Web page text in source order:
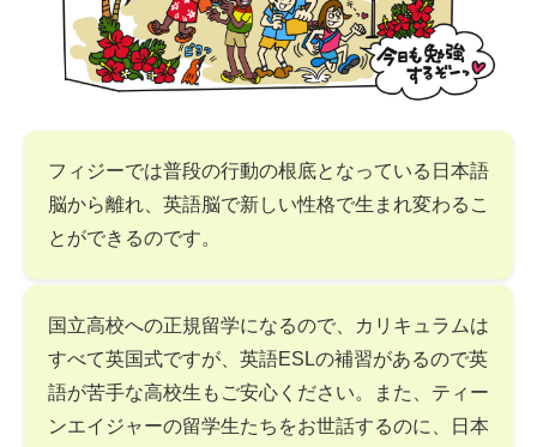
フィジーでは普段の行動の根底となっている日本語
脳から離れ、英語脳で新しい性格で生まれ変わるこ
とができるのです。
国立高校への正規留学になるので、カリキュラムは
すべて英国式ですが、英語ESLの補習があるので英
語が苦手な高校生もご安心ください。また、ティー
ンエイジャーの留学生たちをお世話するのに、日本